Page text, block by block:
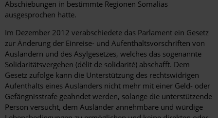
Abschiebungen in bestimmte Regionen Somalias
ausgesprochen hatte.
Im Dezember 2012 verabschiedete das Parlament ein Gesetz
zur Änderung der Einreise- und Aufenthaltsvorschriften von
Ausländern und des Asylgesetzes, welches das sogenannte
Solidaritätsvergehen (délit de solidarité) abschafft. Dem
Gesetz zufolge kann die Unterstützung des rechtswidrigen
Aufenthalts eines Ausländers nicht mehr mit einer Geld- oder
Gefängnisstrafe geahndet werden, solange die unterstützende
Person versucht, dem Ausländer annehmbare und würdige